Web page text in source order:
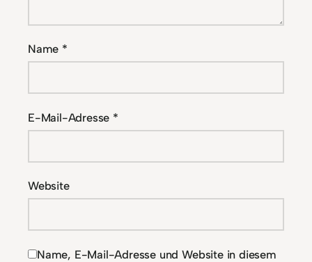
Name *
E-Mail-Adresse *
Website
Name, E-Mail-Adresse und Website in diesem